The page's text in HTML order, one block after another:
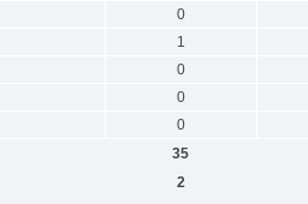
0
1
0
0
0
35
2